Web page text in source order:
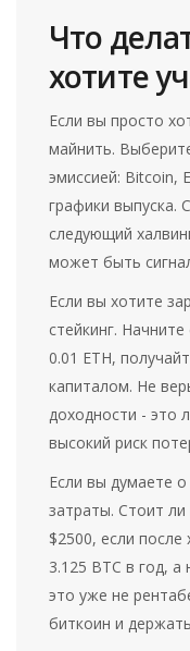
Что
хотите
Если вы просто
майнить.
эмиссией: Bitcoin,
графики выпуска.
следующий
может быть
Если вы хотите
стейкинг.
0.01 ETH,
капиталом. Не
доходности - это
высокий риск
Если вы думаете
затраты. Стоит ли
$2500, если после
3.125 BTC в год,
это уже не
биткоин и